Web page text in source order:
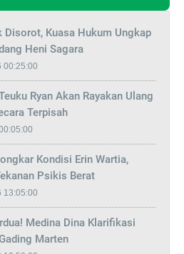
Disorot, Kuasa Hukum Ungkap
Heni Sagara
00:25:00
Ryan Akan Rayakan Ulang
Terpisah
Kondisi Erin Wartia,
Psikis Berat
13:05:00
Medina Dina Klarifikasi
Marten